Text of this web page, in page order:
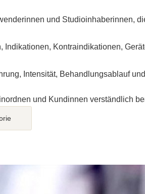
und Studioinhaberinnen,
Kontraindikationen,
Intensität, Behandlungsablauf
und Kundinnen verständlich